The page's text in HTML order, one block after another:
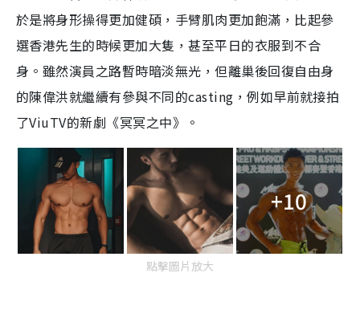
於是將身形操得更加健碩，手臂肌肉更加飽滿，比起參
選香港先生的時候更加大隻，甚至平日的衣服到不合
身。雖然演員之路暫時暗淡無光，但離巢後回復自由身
的陳偉洪就繼續有參與不同的casting，例如早前就接拍
了ViuTV的新劇《冥冥之中》。
+10
點擊圖片放大